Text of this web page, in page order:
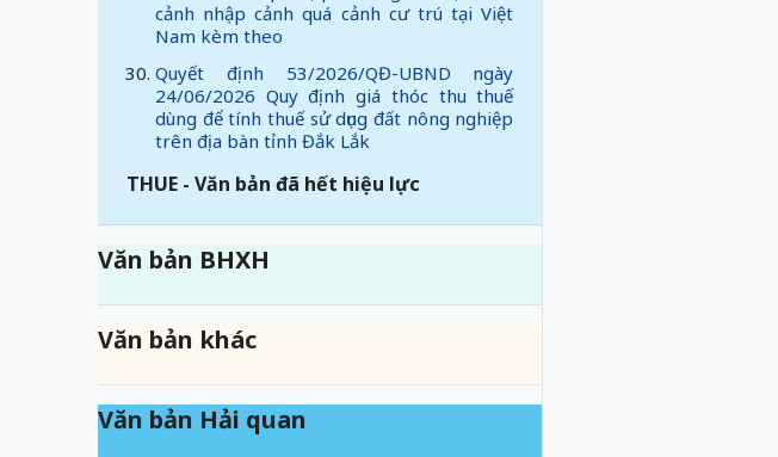
cảnh nhập cảnh quá cảnh cư trú tại Việt
Nam kèm theo
Quyết định 53/2026/QĐ-UBND ngày
24/06/2026 Quy định giá thóc thu thuế
dùng để tính thuế sử dụng đất nông nghiệp
trên địa bàn tỉnh Đắk Lắk
THUE - Văn bản đã hết hiệu lực
Văn bản BHXH
Văn bản khác
Văn bản Hải quan